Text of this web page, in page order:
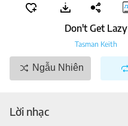
Don't Get Lazy
Tasman Keith
Ngẫu Nhiên
Lời nhạc